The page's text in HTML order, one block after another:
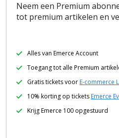
Neem een Premium
tot premium artikelen en
Alles van Emerce Account
Toegang tot alle Premium
Gratis tickets voor E-commerce
10% korting op tickets Emerce
Krijg Emerce 100 opgestuurd